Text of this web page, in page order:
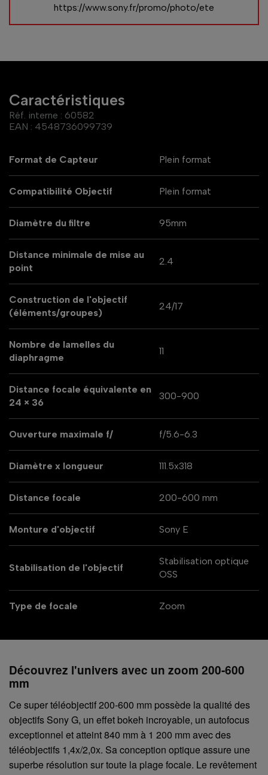
https://www.sony.fr/promo/photo/ete
Caractéristiques
Réf. interne : 60582
EAN : 4548736099739
Format de Capteur Plein format
Compatibilité Objectif Plein format
Diamètre du filtre 95mm
Distance minimale de mise au
point
2.4
Construction de l'objectif
(éléments/groupes)
24/17
Nombre de lamelles du
diaphragme
11
Distance focale équivalente en
24 × 36
300-900
Ouverture maximale f/ f/5.6-6.3
Diamètre x longueur 111.5x318
Distance focale 200-600 mm
Monture d'objectif Sony E
Stabilisation de l'objectif
Stabilisation optique
OSS
Type de focale Zoom
Découvrez l'univers avec un zoom 200-600
mm
Ce super téléobjectif 200-600 mm possède la qualité des
objectifs Sony G, un effet bokeh incroyable, un autofocus
exceptionnel et atteint 840 mm à 1 200 mm avec des
téléobjectifs 1,4x/2,0x. Sa conception optique assure une
superbe résolution sur toute la plage focale. Le revêtement